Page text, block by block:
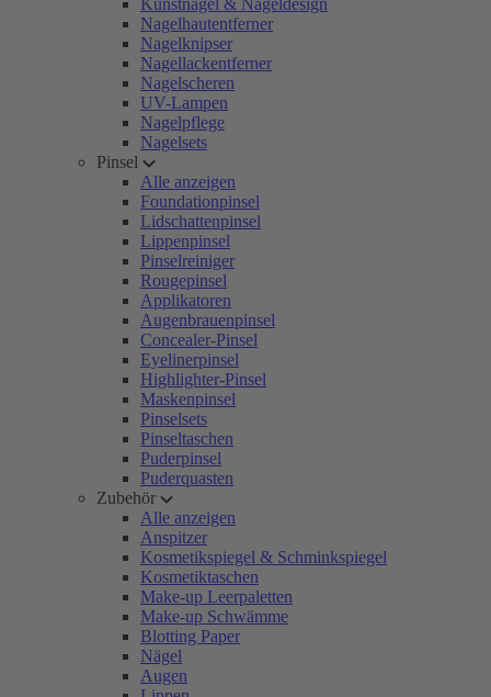
Kunstnägel & Nageldesign
Nagelhautentferner
Nagelknipser
Nagellackentferner
Nagelscheren
UV-Lampen
Nagelpflege
Nagelsets
Pinsel
Alle anzeigen
Foundationpinsel
Lidschattenpinsel
Lippenpinsel
Pinselreiniger
Rougepinsel
Applikatoren
Augenbrauenpinsel
Concealer-Pinsel
Eyelinerpinsel
Highlighter-Pinsel
Maskenpinsel
Pinselsets
Pinseltaschen
Puderpinsel
Puderquasten
Zubehör
Alle anzeigen
Anspitzer
Kosmetikspiegel & Schminkspiegel
Kosmetiktaschen
Make-up Leerpaletten
Make-up Schwämme
Blotting Paper
Nägel
Augen